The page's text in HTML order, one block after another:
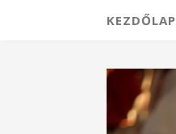
KEZDŐLAP